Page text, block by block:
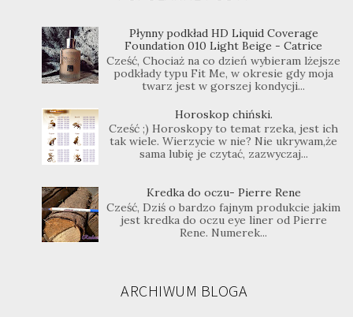
Płynny podkład HD Liquid Coverage
Foundation 010 Light Beige - Catrice
Cześć, Chociaż na co dzień wybieram lżejsze
podkłady typu Fit Me, w okresie gdy moja
twarz jest w gorszej kondycji...
Horoskop chiński.
Cześć ;) Horoskopy to temat rzeka, jest ich
tak wiele. Wierzycie w nie? Nie ukrywam,że
sama lubię je czytać, zazwyczaj...
Kredka do oczu- Pierre Rene
Cześć, Dziś o bardzo fajnym produkcie jakim
jest kredka do oczu eye liner od Pierre
Rene. Numerek...
ARCHIWUM BLOGA